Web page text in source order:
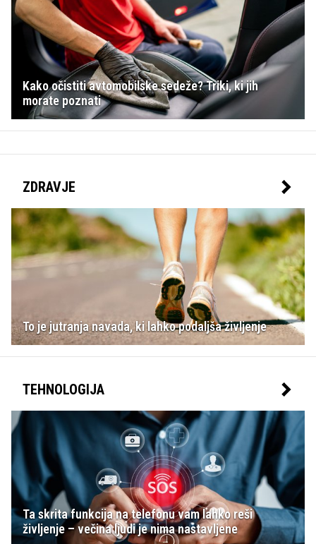
Kako očistiti avtomobilske sedeže? Triki, ki jih
morate poznati
ZDRAVJE
To je jutranja navada, ki lahko podaljša življenje
TEHNOLOGIJA
Ta skrita funkcija na telefonu vam lahko reši
življenje – večina ljudi je nima nastavljene